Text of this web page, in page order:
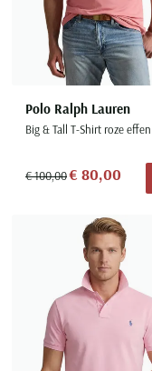
Polo Ralph Lauren
€ 100,00€ 80,00